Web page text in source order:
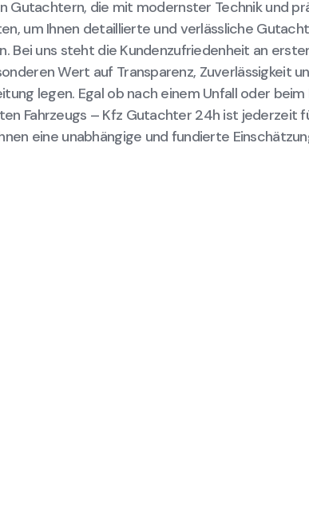
Gutachtern, die mit modernster Technik und
um Ihnen detaillierte und verlässliche
Bei uns steht die Kundenzufriedenheit an
Wert auf Transparenz, Zuverlässigkeit
legen. Egal ob nach einem Unfall oder beim
Fahrzeugs – Kfz Gutachter 24h ist jederzeit
eine unabhängige und fundierte